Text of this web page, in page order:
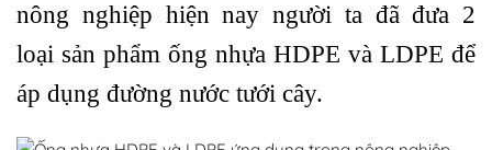
nông nghiệp hiện nay người ta đã đưa 2
loại sản phẩm ống nhựa HDPE và LDPE để
áp dụng đường nước tưới cây.